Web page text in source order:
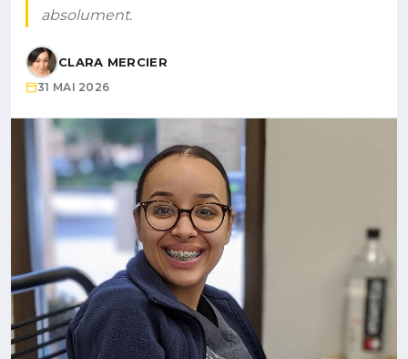
absolument.
CLARA MERCIER
31 MAI 2026